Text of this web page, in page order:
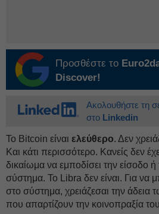
Προσθέστε το
Discover!
Ακολουθήστε τη
στο Linkedin
Το Bitcoin είναι ελεύθερο. Δεν
Και κάτι περισσότερο. Κανείς δεν
δικαίωμα να εμποδίσει την είσοδο
σύστημα. Το Libra δεν είναι. Για να
στο σύστημα, χρειάζεσαι την άδεια
που απαρτίζουν την κοινοπραξία